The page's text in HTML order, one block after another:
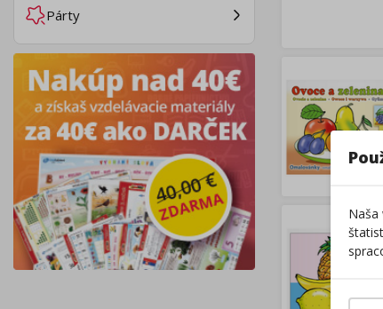
Párty
Naša